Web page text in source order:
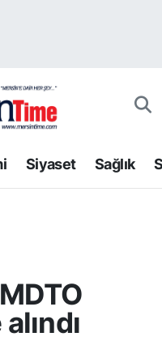
Siyaset Sağlık